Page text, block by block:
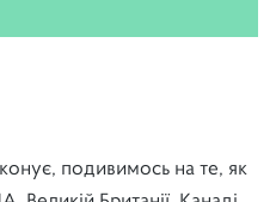
подивимось на те, як